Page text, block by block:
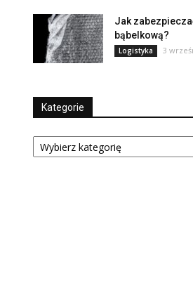
Jak
bąbelkową?
Logistyka 3
Kategorie
Kategorie